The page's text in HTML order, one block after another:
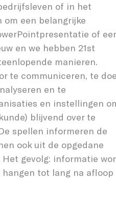
of in het
om een belangrijke
of
en we hebben 21st
manieren.
te communiceren, te
en te
en instellingen
blijvend over te
spellen informeren de
ook uit de opgedane
gevolg: informatie
tot lang na afloop